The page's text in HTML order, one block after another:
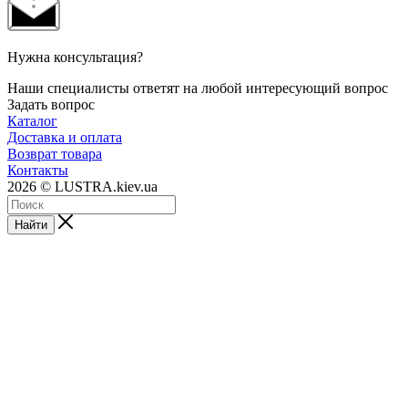
Нужна консультация?
Наши специалисты ответят на любой интересующий вопрос
Задать вопрос
Каталог
Доставка и оплата
Возврат товара
Контакты
2026 © LUSTRA.kiev.ua
Найти